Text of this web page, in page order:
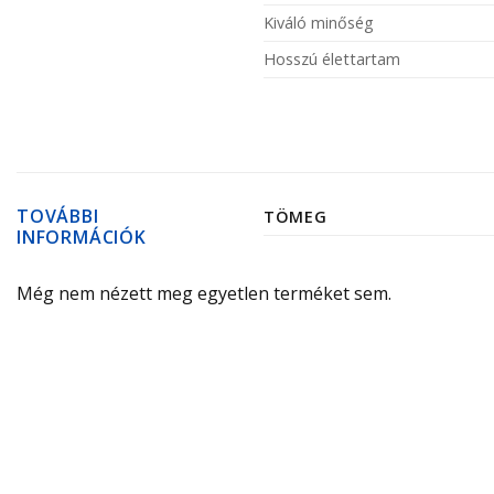
Kiváló minőség
Hosszú élettartam
TOVÁBBI
INFORMÁCIÓK
TÖMEG
Még nem nézett meg egyetlen terméket sem.